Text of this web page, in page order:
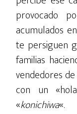
provocado
acumulados
te persiguen
familias
vendedores de
con un
«konichiwa«.